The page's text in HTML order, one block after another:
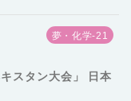
夢・化学-21
スタン大会」 日本